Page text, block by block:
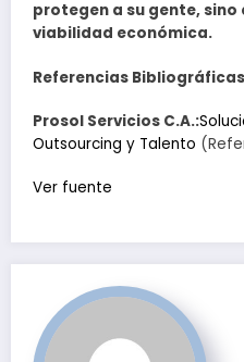
protegen a su gente,
viabilidad económica.
Referencias
Prosol Servicios C.A.:
Outsourcing y Talento
Navegación
entradas
Ver fuente